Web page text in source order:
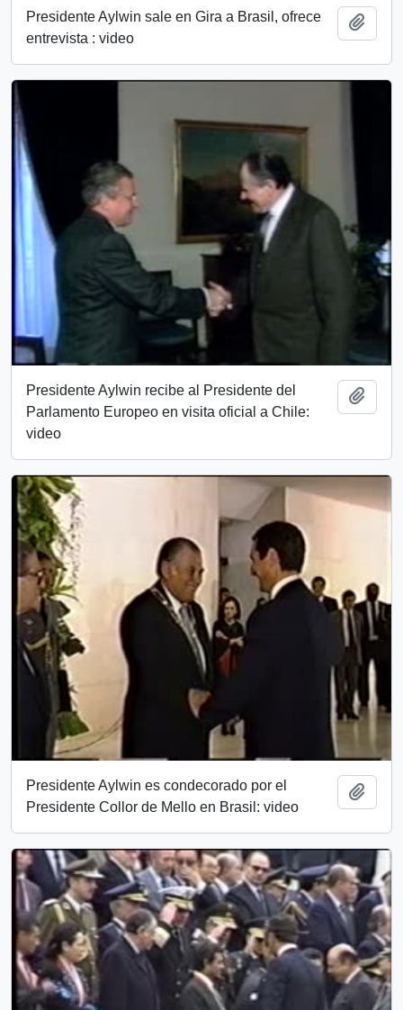
Presidente Aylwin sale en Gira a Brasil, ofrece
entrevista : video
Presidente Aylwin recibe al Presidente del
Parlamento Europeo en visita oficial a Chile:
video
Presidente Aylwin es condecorado por el
Presidente Collor de Mello en Brasil: video